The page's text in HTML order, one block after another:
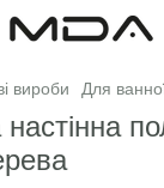
вироби Для